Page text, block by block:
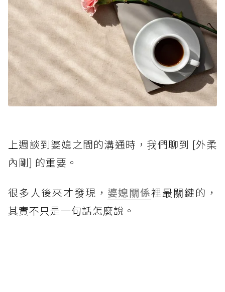
上週談到婆媳之間的溝通時，我們聊到 [外柔
內剛] 的重要。
很多人後來才發現， 婆媳關係裡最關鍵的，
其實不只是一句話怎麼說。